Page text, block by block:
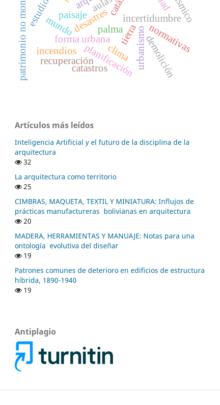
desastres tierra
mundo
forma urbana
paisaje incertidumbre
urbanismo
planificación
catastros
normativas
demolición
recuperación
patrimonio no monumental palma
incendios clima
Artículos más leídos
Inteligencia Artificial y el futuro de la disciplina de la
arquitectura
32
La arquitectura como territorio
25
CIMBRAS, MAQUETA, TEXTIL Y MINIATURA: Influjos de
prácticas manufactureras bolivianas en arquitectura
20
MADERA, HERRAMIENTAS Y MANUAJE: Notas para una
ontología evolutiva del diseñar
19
Patrones comunes de deterioro en edificios de estructura
híbrida, 1890-1940
19
Antiplagio